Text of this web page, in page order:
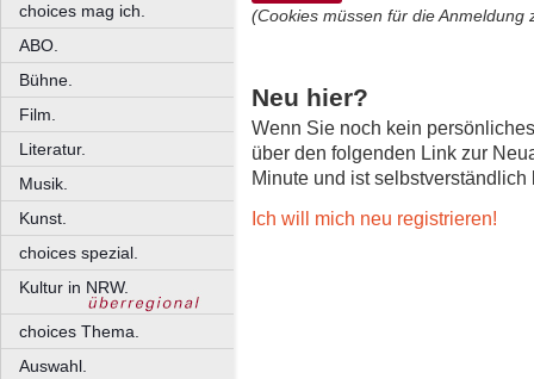
choices mag ich.
ABO.
Bühne.
Film.
Literatur.
Musik.
Kunst.
choices spezial.
Kultur in NRW.
choices Thema.
Auswahl.
(Cookies müssen für die Anmeldung
Neu hier?
Wenn Sie noch kein
über den folgenden Link zur
Minute und ist selbstverständlich
Ich will mich neu registrieren!